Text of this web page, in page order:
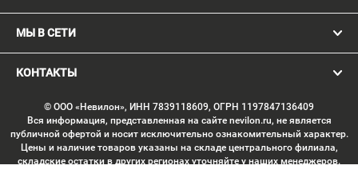
МЫ В СЕТИ
КОНТАКТЫ
© ООО «Невилон», ИНН 7839118609, ОГРН 1197847136409
Вся информация, представленная на сайте nevilon.ru, не является
публичной офертой и носит исключительно ознакомительный характер.
Цены и наличие товаров указаны на складе центрального филиала,
складские остатки в других регионах уточняйте у наших менеджеров.